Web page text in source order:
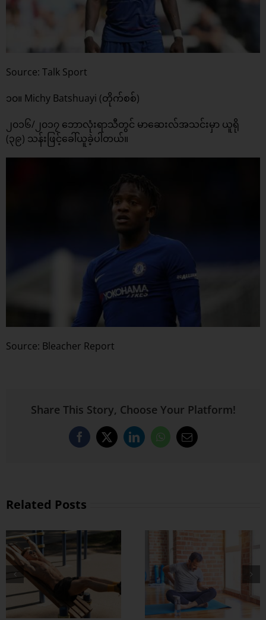
Source: Talk Sport
၁၀။ Michy Batshuayi (တိုက်စစ်)
၂၀၁၆/၂၀၁၇ ဘောလုံးရာသီတွင် မာဆေးလ်အသင်းမှာ ယူရို
(၃၉) သန်းဖြင့်ခေါ်ယူခဲ့ပါတယ်။
Source: Bleacher Report
Share This Story, Choose Your Platform!
Facebook
X LinkedInWhatsApp
Email
Related Posts
တစ်ပြားမှမကုန်ပဲ
ကျစ်လစ်သန်မာတဲ့
ဘော်ဒီကို
တည်ဆောက်လိုက်
ကြိုးကြာတို့ရဲ့ ပွဲ
ဆက်အရှုံး သရဲနီနဲ့
မှာ ရပ်တန့်မလား